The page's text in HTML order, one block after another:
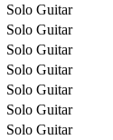
Solo Guitar
Solo Guitar
Solo Guitar
Solo Guitar
Solo Guitar
Solo Guitar
Solo Guitar